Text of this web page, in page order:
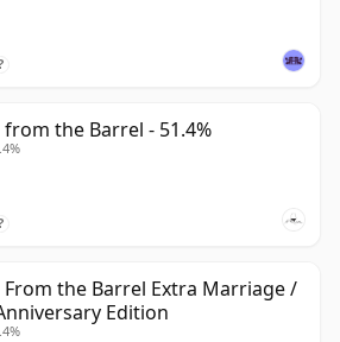
from the Barrel - 51.4%
From the Barrel Extra Marriage /
Edition